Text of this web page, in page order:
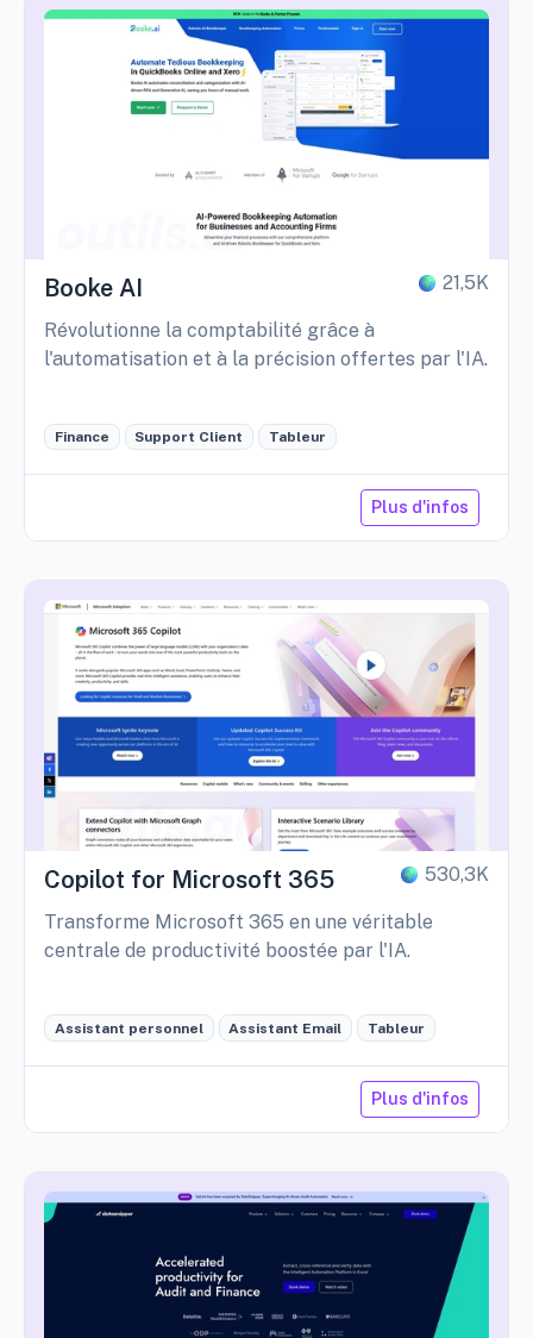
Booke AI 21,5K
Révolutionne la comptabilité grâce à
l'automatisation et à la précision offertes par l'IA.
Finance Support Client Tableur
Plus d'infos
Copilot for Microsoft 365 530,3K
Transforme Microsoft 365 en une véritable
centrale de productivité boostée par l'IA.
Assistant personnel Assistant Email Tableur
Plus d'infos